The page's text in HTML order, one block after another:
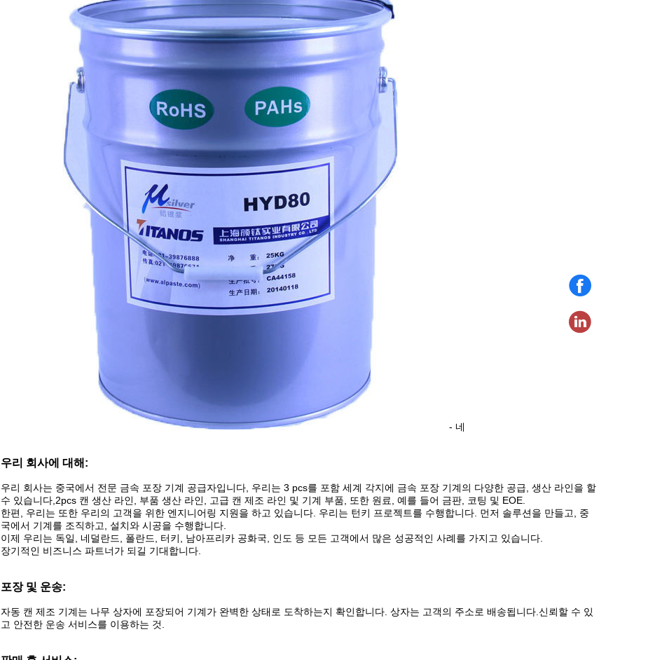
- 네
우리 회사에 대해:
우리 회사는 중국에서 전문 금속 포장 기계 공급자입니다, 우리는 3 pcs를 포함 세계 각지에 금속 포장 기계의 다양한 공급, 생산 라인을 할
수 있습니다,2pcs 캔 생산 라인, 부품 생산 라인, 고급 캔 제조 라인 및 기계 부품, 또한 원료, 예를 들어 금판, 코팅 및 EOE.
한편, 우리는 또한 우리의 고객을 위한 엔지니어링 지원을 하고 있습니다. 우리는 턴키 프로젝트를 수행합니다. 먼저 솔루션을 만들고, 중
국에서 기계를 조직하고, 설치와 시공을 수행합니다.
이제 우리는 독일, 네덜란드, 폴란드, 터키, 남아프리카 공화국, 인도 등 모든 고객에서 많은 성공적인 사례를 가지고 있습니다.
장기적인 비즈니스 파트너가 되길 기대합니다.
포장 및 운송:
자동 캔 제조 기계는 나무 상자에 포장되어 기계가 완벽한 상태로 도착하는지 확인합니다. 상자는 고객의 주소로 배송됩니다.신뢰할 수 있
고 안전한 운송 서비스를 이용하는 것.